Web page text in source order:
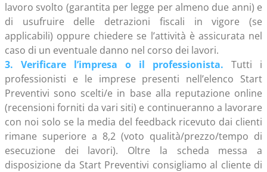
lavoro svolto (garantita per legge per almeno due anni) e
di usufruire delle detrazioni fiscali in vigore (se
applicabili) oppure chiedere se l’attività è assicurata nel
caso di un eventuale danno nel corso dei lavori.
3. Verificare l’impresa o il professionista. Tutti i
professionisti e le imprese presenti nell’elenco Start
Preventivi sono scelti/e in base alla reputazione online
(recensioni forniti da vari siti) e continueranno a lavorare
con noi solo se la media del feedback ricevuto dai clienti
rimane superiore a 8,2 (voto qualità/prezzo/tempo di
esecuzione dei lavori). Oltre la scheda messa a
disposizione da Start Preventivi consigliamo al cliente di